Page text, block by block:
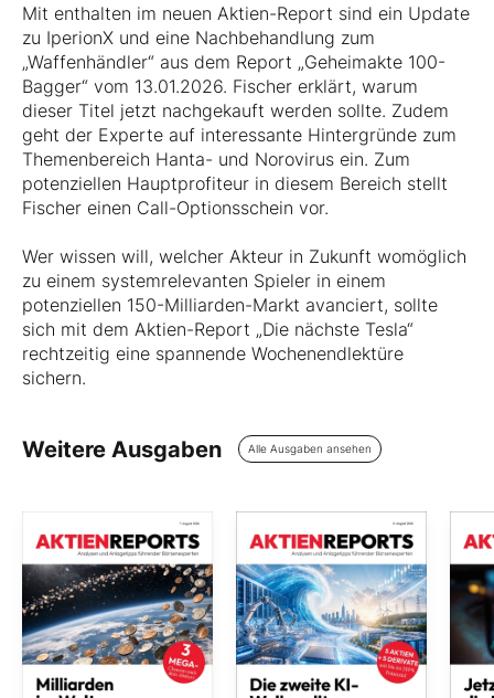
Mit enthalten im neuen Aktien-Report sind ein Update
zu IperionX und eine Nachbehandlung zum
„Waffenhändler“ aus dem Report „Geheimakte 100-
Bagger“ vom 13.01.2026. Fischer erklärt, warum
dieser Titel jetzt nachgekauft werden sollte. Zudem
geht der Experte auf interessante Hintergründe zum
Themenbereich Hanta- und Norovirus ein. Zum
potenziellen Hauptprofiteur in diesem Bereich stellt
Fischer einen Call-Optionsschein vor.
Wer wissen will, welcher Akteur in Zukunft womöglich
zu einem systemrelevanten Spieler in einem
potenziellen 150-Milliarden-Markt avanciert, sollte
sich mit dem Aktien-Report „Die nächste Tesla“
rechtzeitig eine spannende Wochenendlektüre
sichern.
Weitere Ausgaben Alle Ausgaben ansehen